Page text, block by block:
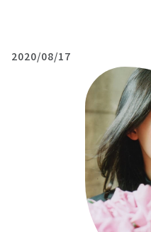
2020/08/17